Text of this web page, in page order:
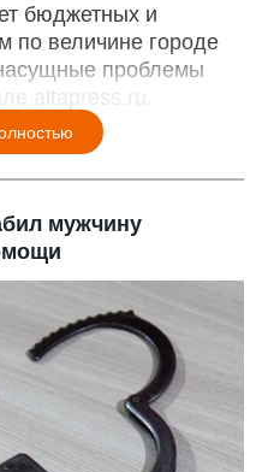
бюджетных и
по величине городе
проблемы
altapress.ru.
мужчину